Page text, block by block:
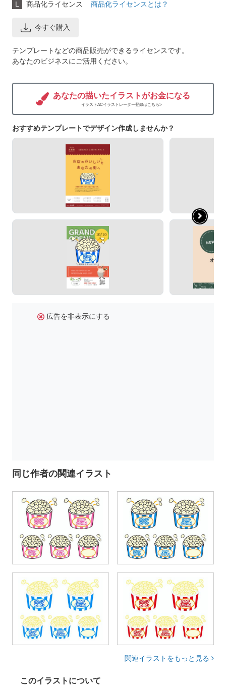
L 商品化ライセンス 商品化ライセンスとは？
今すぐ購入
テンプレートなどの商品販売ができるライセンスです。
あなたのビジネスにご活用ください。
あなたの描いたイラストがお金になる
イラストACイラストレーター登録はこちら>
おすすめテンプレートでデザイン作成しませんか？
広告を非表示にする
同じ作者の関連イラスト
関連イラストをもっと見る
このイラストについて